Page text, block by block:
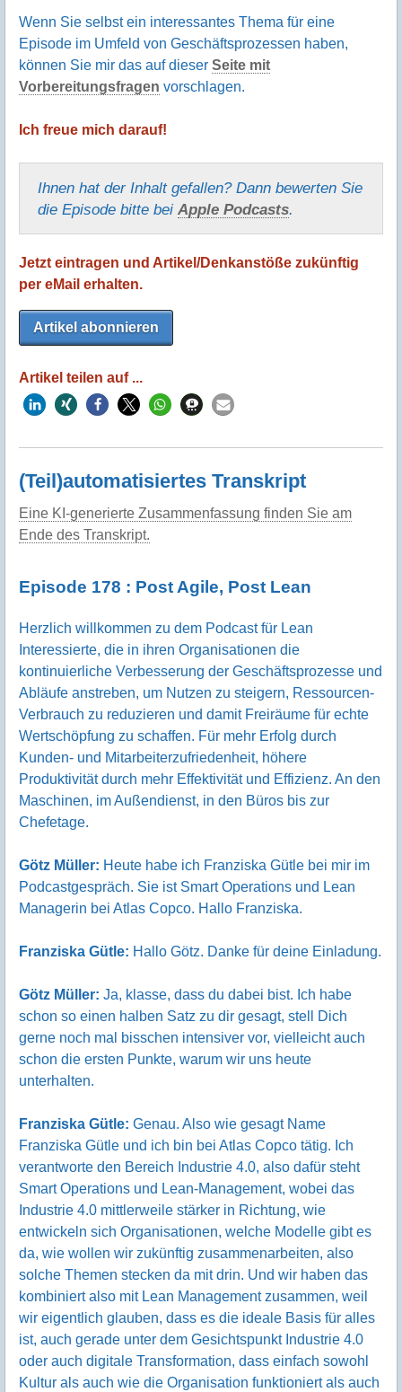
Wenn Sie selbst ein interessantes Thema für eine
Episode im Umfeld von Geschäftsprozessen haben,
können Sie mir das auf dieser Seite mit
Vorbereitungsfragen vorschlagen.
Ich freue mich darauf!
Ihnen hat der Inhalt gefallen? Dann bewerten Sie
die Episode bitte bei Apple Podcasts
Jetzt eintragen und Artikel/Denkanstöße zukünftig
per eMail erhalten.
Artikel abonnieren
Artikel teilen auf ...
(Teil)automatisiertes Transkript
Eine KI-generierte Zusammenfassung finden Sie am
Ende des Transkript.
Episode 178 : Post Agile, Post Lean
Herzlich willkommen zu dem Podcast für Lean
Interessierte, die in ihren Organisationen die
kontinuierliche Verbesserung der Geschäftsprozesse und
Abläufe anstreben, um Nutzen zu steigern, Ressourcen-
Verbrauch zu reduzieren und damit Freiräume für echte
Wertschöpfung zu schaffen. Für mehr Erfolg durch
Kunden- und Mitarbeiterzufriedenheit, höhere
Produktivität durch mehr Effektivität und Effizienz. An den
Maschinen, im Außendienst, in den Büros bis zur
Chefetage.
Götz Müller: Heute habe ich Franziska Gütle bei mir im
Podcastgespräch. Sie ist Smart Operations und Lean
Managerin bei Atlas Copco. Hallo Franziska.
Franziska Gütle: Hallo Götz. Danke für deine Einladung.
Götz Müller: Ja, klasse, dass du dabei bist. Ich habe
schon so einen halben Satz zu dir gesagt, stell Dich
gerne noch mal bisschen intensiver vor, vielleicht auch
schon die ersten Punkte, warum wir uns heute
unterhalten.
Franziska Gütle: Genau. Also wie gesagt Name
Franziska Gütle und ich bin bei Atlas Copco tätig. Ich
verantworte den Bereich Industrie 4.0, also dafür steht
Smart Operations und Lean-Management, wobei das
Industrie 4.0 mittlerweile stärker in Richtung, wie
entwickeln sich Organisationen, welche Modelle gibt es
da, wie wollen wir zukünftig zusammenarbeiten, also
solche Themen stecken da mit drin. Und wir haben das
kombiniert also mit Lean Management zusammen, weil
wir eigentlich glauben, dass es die ideale Basis für alles
ist, auch gerade unter dem Gesichtspunkt Industrie 4.0
oder auch digitale Transformation, dass einfach sowohl
Kultur als auch wie die Organisation funktioniert als auch